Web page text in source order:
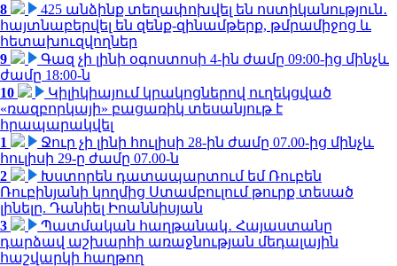
8
425 անձինք տեղափոխվել են ոստիկանություն․
հայտնաբերվել են զենք-զինամթերք, թմրամիջոց և
հետախուզվողներ
9
Գազ չի լինի օգոստոսի 4-ին ժամը 09:00-ից մինչև
ժամը 18:00-ն
10
Կիլիկիայում կրակոցներով ուղեկցված
«ռազբորկայի» բացառիկ տեսանյութ է
հրապարակվել
1
Ջուր չի լինի հուլիսի 28-ին ժամը 07.00-ից մինչև
հուլիսի 29-ը ժամը 07.00-ն
2
Խստորեն դատապարտում եմ Ռուբեն
Ռուբինյանի կողմից Ստամբուլում թուրք տեսած
լինելը. Դանիել Իոաննիսյան
3
Պատմական հաղթանակ․ Հայաստանը
դարձավ աշխարհի առաջնության մեդալային
հաշվարկի հաղթող